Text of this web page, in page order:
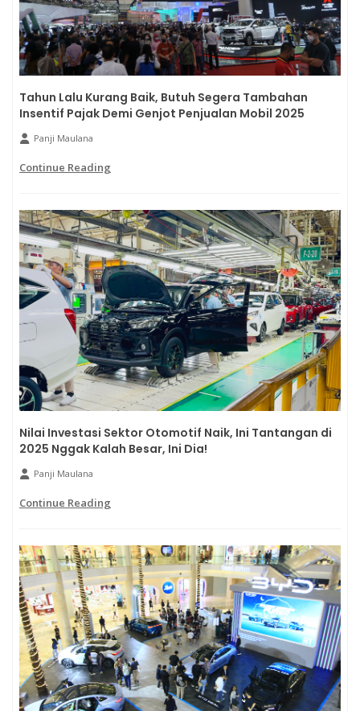
Tahun Lalu Kurang Baik, Butuh Segera Tambahan
Insentif Pajak Demi Genjot Penjualan Mobil 2025
Panji Maulana
Continue Reading
Nilai Investasi Sektor Otomotif Naik, Ini Tantangan di
2025 Nggak Kalah Besar, Ini Dia!
Panji Maulana
Continue Reading